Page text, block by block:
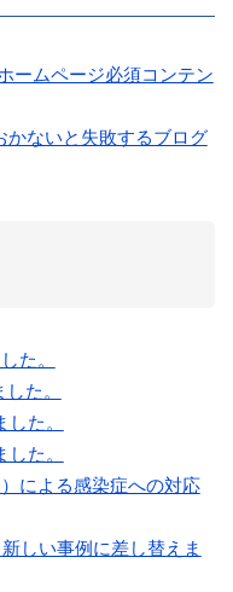
ームページ必須コンテン
かないと失敗するブログ
た。
た。
た。
た。
による感染症への対応
しい事例に差し替えま